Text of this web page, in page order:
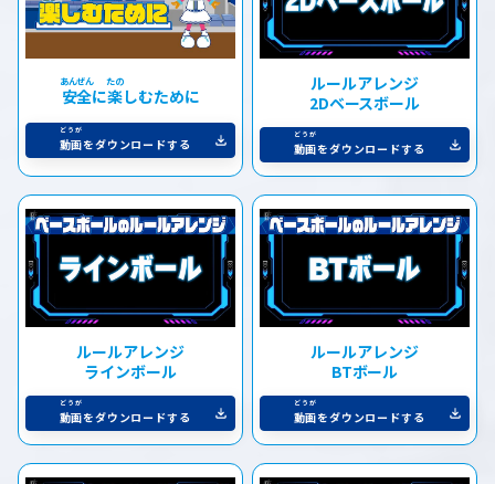
安全に楽しむために
動画をダウンロードする
ルールアレンジ
2Dベースボール
動画をダウンロードする
ルールアレンジ
ラインボール
動画をダウンロードする
ルールアレンジ
BTボール
動画をダウンロードする